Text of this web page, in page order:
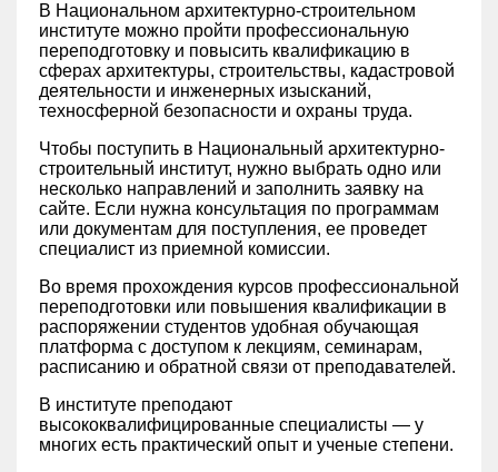
В Национальном архитектурно-строительном
институте можно пройти профессиональную
переподготовку и повысить квалификацию в
сферах архитектуры, строительствы, кадастровой
деятельности и инженерных изысканий,
техносферной безопасности и охраны труда.
Чтобы поступить в Национальный архитектурно-
строительный институт, нужно выбрать одно или
несколько направлений и заполнить заявку на
сайте. Если нужна консультация по программам
или документам для поступления, ее проведет
специалист из приемной комиссии.
Во время прохождения курсов профессиональной
переподготовки или повышения квалификации в
распоряжении студентов удобная обучающая
платформа с доступом к лекциям, семинарам,
расписанию и обратной связи от преподавателей.
В институте преподают
высококвалифицированные специалисты — у
многих есть практический опыт и ученые степени.